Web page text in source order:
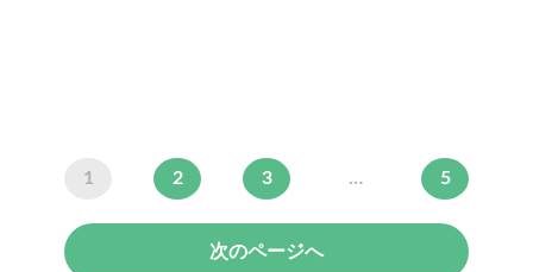
1 2 3 … 5
次のページへ